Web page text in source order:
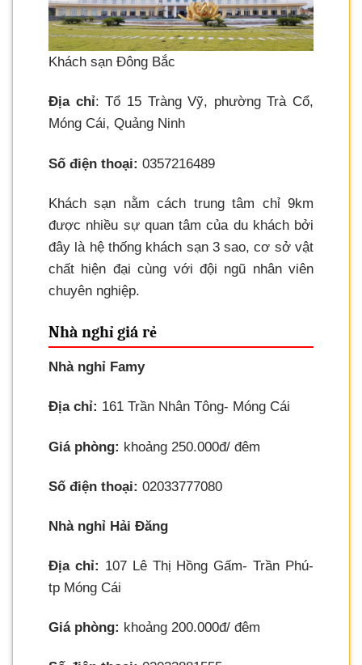
Khách sạn Đông Bắc
Địa chỉ: Tổ 15 Tràng Vỹ, phường Trà Cổ,
Móng Cái, Quảng Ninh
Số điện thoại: 0357216489
Khách sạn nằm cách trung tâm chỉ 9km
được nhiều sự quan tâm của du khách bởi
đây là hệ thống khách sạn 3 sao, cơ sở vật
chất hiện đại cùng với đội ngũ nhân viên
chuyên nghiệp.
Nhà nghỉ giá rẻ
Nhà nghỉ Famy
Địa chỉ: 161 Trần Nhân Tông- Móng Cái
Giá phòng: khoảng 250.000đ/ đêm
Số điện thoại: 02033777080
Nhà nghỉ Hải Đăng
Địa chỉ: 107 Lê Thị Hồng Gấm- Trần Phú-
tp Móng Cái
Giá phòng: khoảng 200.000đ/ đêm